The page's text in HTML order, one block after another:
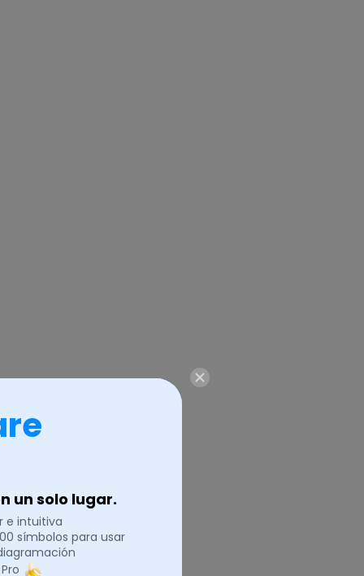
un solo lugar.
e intuitiva
símbolos para usar